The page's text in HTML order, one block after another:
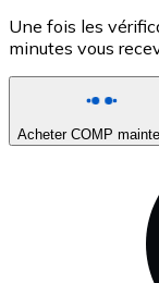
Une fois les
minutes vous
Acheter COMP